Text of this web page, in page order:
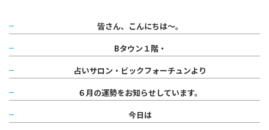
皆さん、こんにちは～。
Bタウン１階・
占いサロン・ビックフォーチュンより
６月の運勢をお知らせしています。
今日は